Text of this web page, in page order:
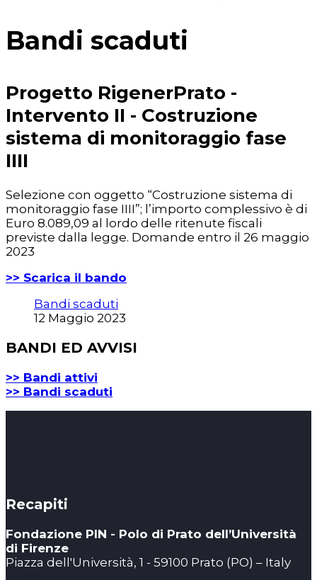
Bandi scaduti
Progetto RigenerPrato -
Intervento II - Costruzione
sistema di monitoraggio fase
IIII
Selezione con oggetto “Costruzione sistema di
monitoraggio fase IIII”; l’importo complessivo è di
Euro 8.089,09 al lordo delle ritenute fiscali
previste dalla legge. Domande entro il 26 maggio
2023
>> Scarica il bando
Bandi scaduti
12 Maggio 2023
BANDI ED AVVISI
>> Bandi attivi
>> Bandi scaduti
Recapiti
Fondazione PIN - Polo di Prato dell’Università
di Firenze
Piazza dell'Università, 1 - 59100 Prato (PO) – Italy